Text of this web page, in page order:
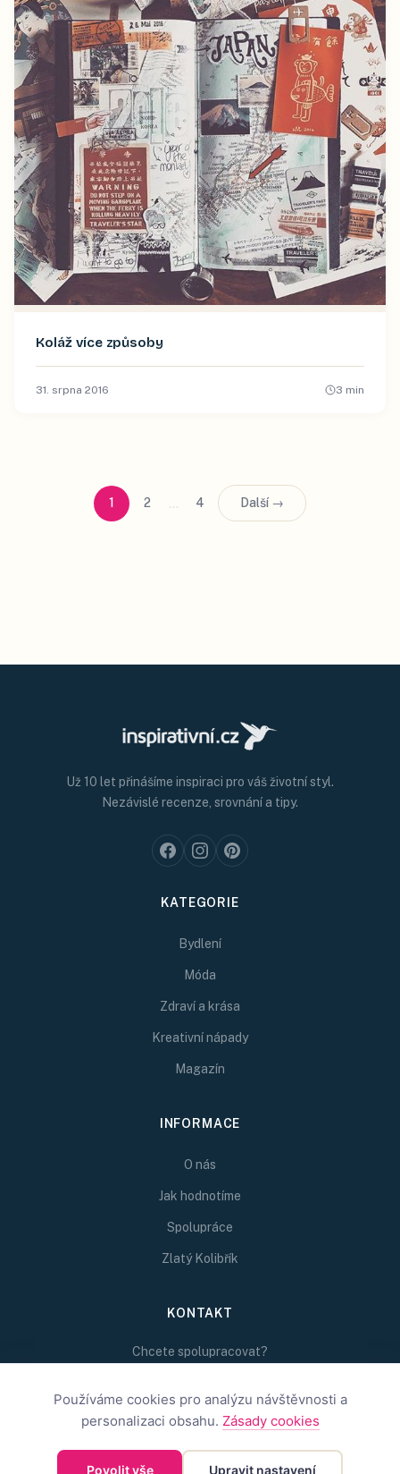
Koláž více způsoby
31. srpna 2016 3 min
1 2 … 4 Další →
Už 10 let přinášíme inspiraci pro váš životní styl.
Nezávislé recenze, srovnání a tipy.
KATEGORIE
Bydlení
Móda
Zdraví a krása
Kreativní nápady
Magazín
INFORMACE
O nás
Jak hodnotíme
Spolupráce
Zlatý Kolibřík
KONTAKT
Chcete spolupracovat?
redakce@inspirativni.cz
Používáme cookies pro analýzu návštěvnosti a
personalizaci obsahu. Zásady cookies
Povolit vše Upravit nastavení